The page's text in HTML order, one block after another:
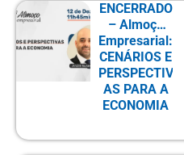
ENCERRADO
– Almoço
Empresarial:
CENÁRIOS E
PERSPECTIV
AS PARA A
ECONOMIA